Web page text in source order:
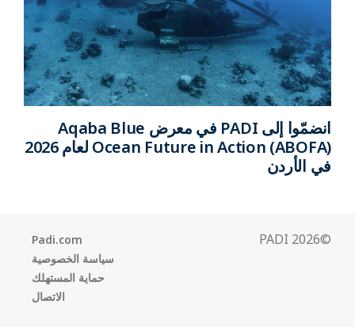
انضمّوا إلى PADI في معرض Aqaba Blue
Ocean Future in Action (ABOFA) لعام 2026
في الأردن
Padi.com
سياسة الخصوصية
حماية المستهلك
الاتصال